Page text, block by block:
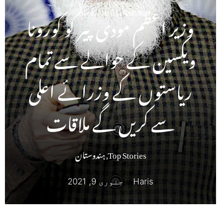
وزیر اعظم مودی پیر کو کورونا
ویکسین کے حوالے سے تمام
ریاستوں کے وزرائے اعلی
سے کریں گے ملاقات
Top Stories
,ہندوستان
Haris جنوری 9, 2021